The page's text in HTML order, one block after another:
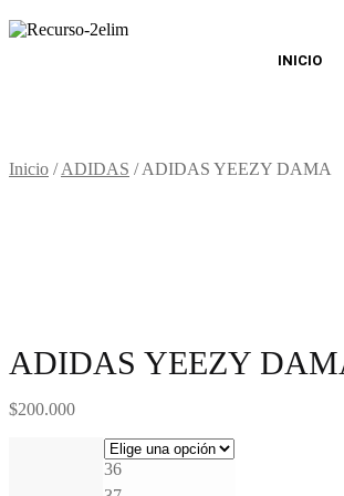
INICIO
Inicio /ADIDAS /ADIDAS YEEZY DAMA
ADIDAS YEEZY
$200.000
36